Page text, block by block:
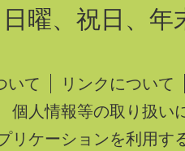
曜、祝日、年
いて
リンクについて
個人情報等の取り扱い
リケーションを利用す